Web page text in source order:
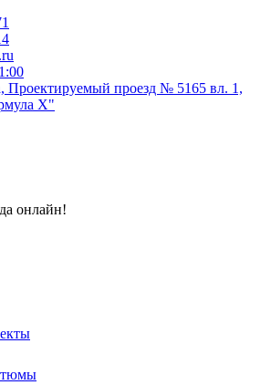
Проектируемый проезд № 5165 вл. 1,
X"
онлайн!